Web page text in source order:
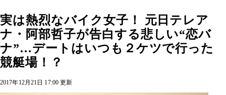
実は熱烈なバイク女子！ 元日テレア
ナ・阿部哲子が告白する悲しい“恋バ
ナ”…デートはいつも２ケツで行った
競艇場！？
2017年12月21日 17:00 更新